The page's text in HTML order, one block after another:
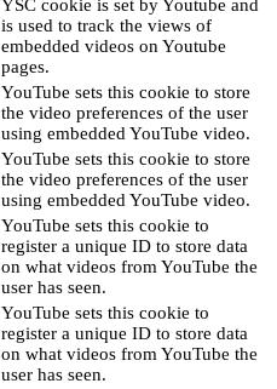
YSC cookie is set by Youtube and
is used to track the views of
embedded videos on Youtube
pages.
YouTube sets this cookie to store
the video preferences of the user
using embedded YouTube video.
YouTube sets this cookie to store
the video preferences of the user
using embedded YouTube video.
YouTube sets this cookie to
register a unique ID to store data
on what videos from YouTube the
user has seen.
YouTube sets this cookie to
register a unique ID to store data
on what videos from YouTube the
user has seen.